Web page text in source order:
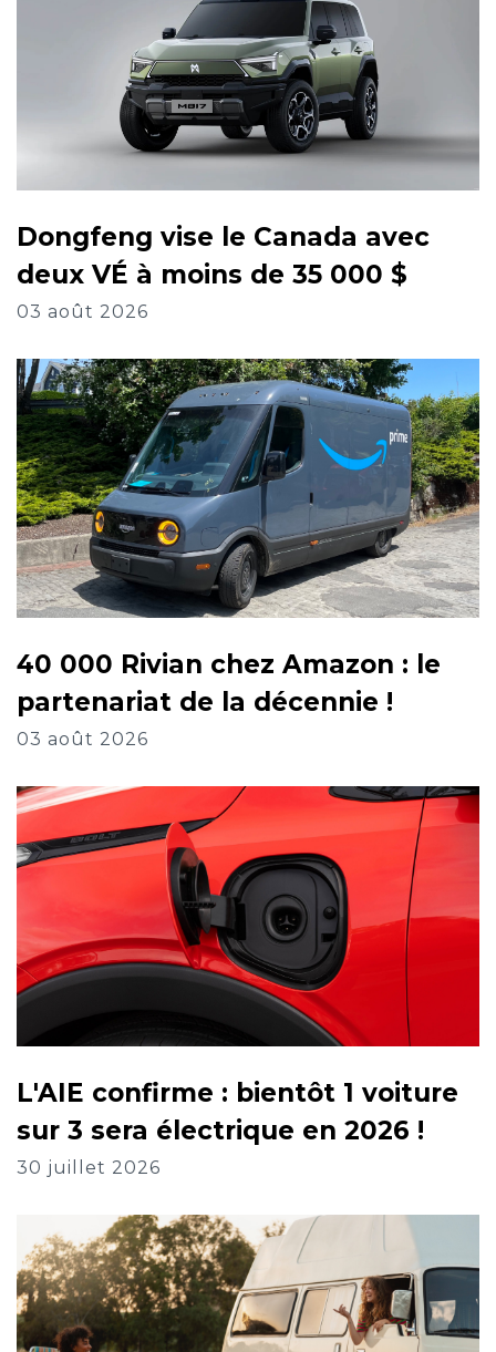
Dongfeng vise le Canada avec
deux VÉ à moins de 35 000 $
03 août 2026
40 000 Rivian chez Amazon : le
partenariat de la décennie !
03 août 2026
L'AIE confirme : bientôt 1 voiture
sur 3 sera électrique en 2026 !
30 juillet 2026